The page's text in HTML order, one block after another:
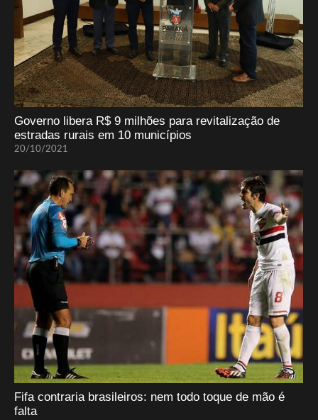
Governo libera R$ 9 milhões para revitalização de
estradas rurais em 10 municípios
20/10/2021
Fifa contraria brasileiros: nem todo toque de mão é
falta